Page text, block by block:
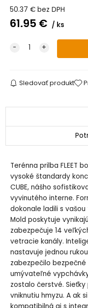
50.37 € bez DPH
61.95 € ks
Sledovať produkt
Terénna prilba FLEET
vysoké štandardy
CUBE, nášho
vyvinutého interne.
dokonale ladili s
Mold poskytuje
zabezpečuje 14
vetracie kanály.
nastavuje jednou
zabezpečilo
umývateľné
zostalo čerstvé.
vniknutiu hmyzu. A ak